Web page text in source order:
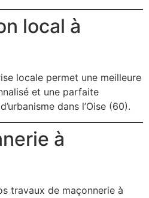
local à
locale permet une meilleure
et une parfaite
dans l’Oise (60).
à
travaux de maçonnerie à